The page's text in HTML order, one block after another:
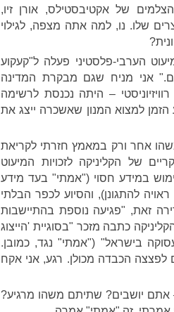
של אקטיבסטילס, אורן זיו,
שלו. נו, למה אתה מצפה, לגילוי
המיעוט הערבי-פלסטיני פעלה ל"קעקוע
אני מניח שגם מבקרת המדינה
– היתה נכנסת לרשימה
למצוא המנון שאשכרה ייצג את
משהו אחר ורק במאמץ חזרתי לקריאת
של הקליניקה לזכויות המיעוט
במידע חסוי ("אמתי" בעד מידע
להתגונן), והסיוע לכפר הבלתי
זאת, "פגיעה נוספת בהתיישבות
כתבה מזכר "בסוגיית 'הייצוג
בישראל" ("אמתי" נגד, כמובן.
לפצצה הכבדה מכולן. רגע, אני אקח
– אתם יושבים? שתיתם משהו מרגיע?